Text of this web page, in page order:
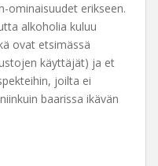
ominaisuudet erikseen.
alkoholia kuluu
ovat etsimässä
käyttäjät) ja et
joilta ei
baarissa ikävän